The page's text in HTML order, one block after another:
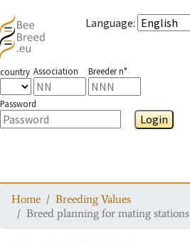
Language:
country Association Breeder n°
Password
Login
Home
Breeding Values
Breed planning for mating stations